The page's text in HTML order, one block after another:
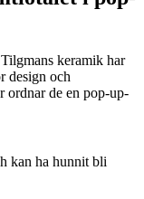
keramik har
design och
ordnar de en pop-up-
kan ha hunnit bli